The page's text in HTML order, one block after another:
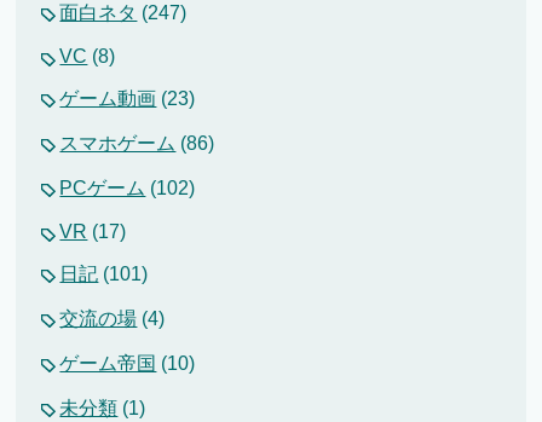
面白ネタ (247)
VC (8)
ゲーム動画 (23)
スマホゲーム (86)
PCゲーム (102)
VR (17)
日記 (101)
交流の場 (4)
ゲーム帝国 (10)
未分類 (1)